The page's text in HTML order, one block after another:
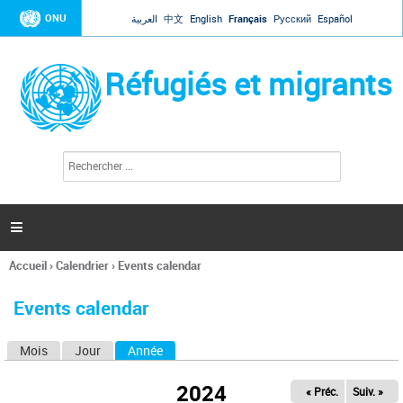
Jump to navigation
ONU العربية 中文 English Français Русский Español
Réfugiés et migrants
l
c
h
e

Vous
ici
Accueil›Calendrier› Events calendar
Events calendar
Mois Jour Année
2024 « Préc. Suiv. »